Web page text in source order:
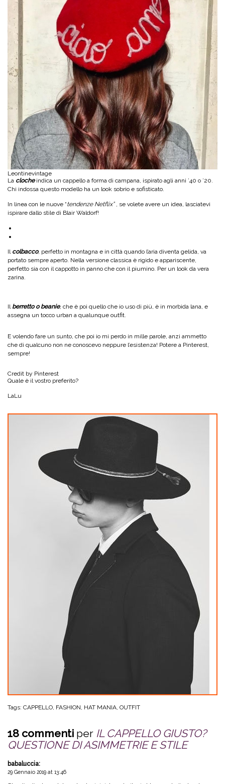
Leontinevintage
La clocheindica un cappello a forma di campana, ispirato agli anni ’40 o ’20.
Chi indossa questo modello ha un look sobrio e sofisticato.
In linea con le nuove “tendenze Netflix” , se volete avere un idea, lasciatevi
ispirare dallo stile di Blair Waldorf!
Il colbacco, perfetto in montagna e in città quando l’aria diventa gelida, va
portato sempre aperto. Nella versione classica è rigido e appariscente,
perfetto sia con il cappotto in panno che con il piumino. Per un look da vera
zarina.
Il berretto o beanie, che è poi quello che io uso di più, è in morbida lana, e
assegna un tocco urban a qualunque outfit.
E volendo fare un sunto, che poi io mi perdo in mille parole, anzi ammetto
che di qualcuno non ne conoscevo neppure l’esistenza! Potere a Pinterest,
sempre!
Credit by Pinterest
Quale è il vostro preferito?
LaLu
Tags: CAPPELLO FASHION HAT MANIA OUTFIT
18 commenti per IL CAPPELLO GIUSTO?
QUESTIONE DI ASIMMETRIE E STILE
babaluccia:
29 Gennaio 2019 at 13:46